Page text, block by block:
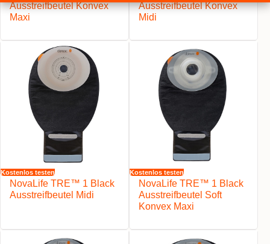
Ausstreifbeutel Konvex
Maxi
Ausstreifbeutel Konvex
Midi
Kostenlos testen
NovaLife TRE™ 1 Black
Ausstreifbeutel Midi
Kostenlos testen
NovaLife TRE™ 1 Black
Ausstreifbeutel Soft
Konvex Maxi